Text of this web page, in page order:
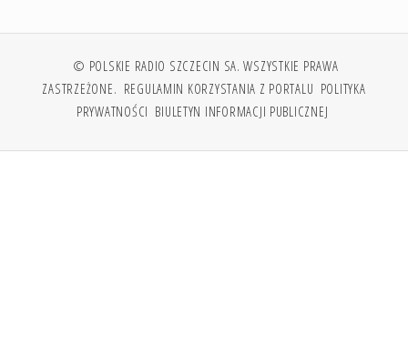
© POLSKIE RADIO SZCZECIN SA. WSZYSTKIE PRAWA
ZASTRZEŻONE. REGULAMIN KORZYSTANIA Z PORTALU POLITYKA
PRYWATNOŚCI BIULETYN INFORMACJI PUBLICZNEJ